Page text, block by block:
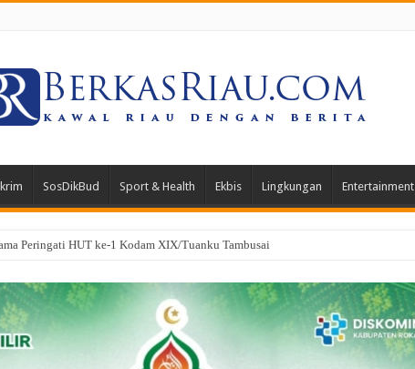
SosDikBud Sport & Health Ekbis Lingkungan Entertainment
di Mahkamah Agung, Hukuman Klien Kasus Narkotika Dipangkas 3 Tahun